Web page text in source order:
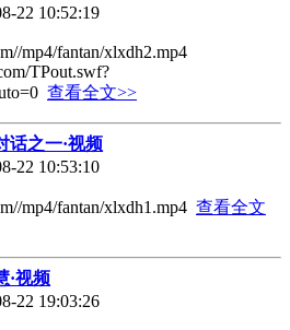
22 10:52:19
mp4/fantan/xlxdh2.mp4
TPout.swf?
查看全文>>
话之一·视频
22 10:53:10
mp4/fantan/xlxdh1.mp4 查看全文
·视频
22 19:03:26